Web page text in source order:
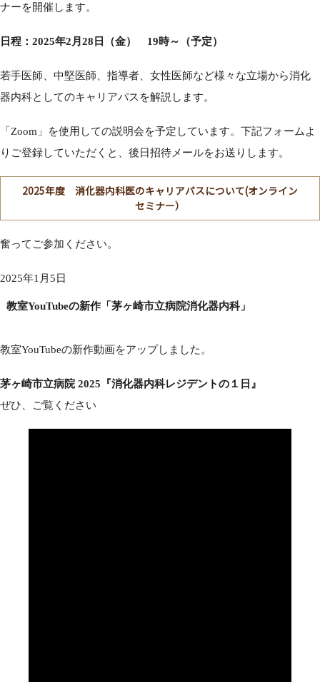
ナーを開催します。
日程：2025年2月28日（金） 19時～（予定）
若手医師、中堅医師、指導者、女性医師など様々な立場から消化
器内科としてのキャリアパスを解説します。
「Zoom」を使用しての説明会を予定しています。下記フォームよ
りご登録していただくと、後日招待メールをお送りします。
2025年度 消化器内科医のキャリアパスについて(オンライン
セミナー）
奮ってご参加ください。
2025年1月5日
教室YouTubeの新作「茅ヶ崎市立病院消化器内科」
教室YouTubeの新作動画をアップしました。
茅ヶ崎市立病院 2025『消化器内科レジデントの１日』
ぜひ、ご覧ください